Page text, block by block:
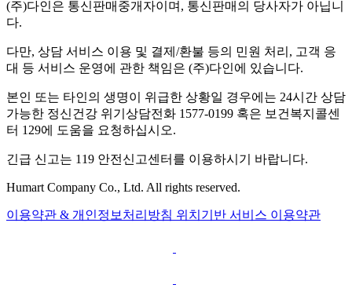
(주)다인은 통신판매중개자이며, 통신판매의 당사자가 아닙니
다.
다만, 상담 서비스 이용 및 결제/환불 등의 민원 처리, 고객 응
대 등 서비스 운영에 관한 책임은 (주)다인에 있습니다.
본인 또는 타인의 생명이 위급한 상황일 경우에는 24시간 상담
가능한 정신건강 위기상담전화 1577-0199 혹은 보건복지콜센
터 129에 도움을 요청하십시오.
긴급 신고는 119 안전신고센터를 이용하시기 바랍니다.
Humart Company Co., Ltd. All rights reserved.
이용약관 & 개인정보처리방침 위치기반 서비스 이용약관